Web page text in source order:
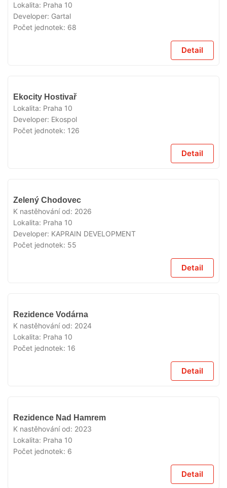
Lokalita: Praha 10
Developer: Gartal
Počet jednotek: 68
Detail
Ekocity Hostivař
Lokalita: Praha 10
Developer: Ekospol
Počet jednotek: 126
Detail
Zelený Chodovec
K nastěhování od: 2026
Lokalita: Praha 10
Developer: KAPRAIN DEVELOPMENT
Počet jednotek: 55
Detail
Rezidence Vodárna
K nastěhování od: 2024
Lokalita: Praha 10
Počet jednotek: 16
Detail
Rezidence Nad Hamrem
K nastěhování od: 2023
Lokalita: Praha 10
Počet jednotek: 6
Detail